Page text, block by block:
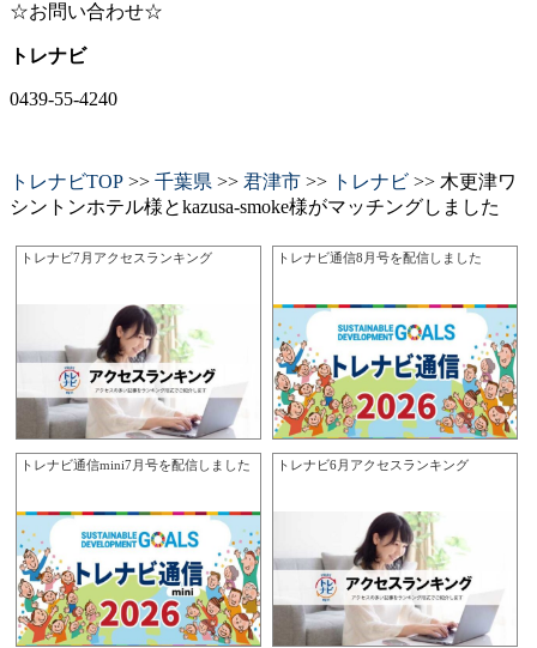
☆お問い合わせ☆
トレナビ
0439-55-4240
トレナビTOP >> 千葉県 >> 君津市 >> トレナビ >> 木更津ワ
シントンホテル様とkazusa-smoke様がマッチングしました
トレナビ7月アクセスランキング トレナビ通信8月号を配信しました
トレナビ通信mini7月号を配信しました トレナビ6月アクセスランキング